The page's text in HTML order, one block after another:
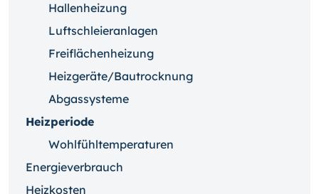
Hallenheizung
Luftschleieranlagen
Freiflächenheizung
Heizgeräte/Bautrocknung
Abgassysteme
Heizperiode
Wohlfühltemperaturen
Energieverbrauch
Heizkosten